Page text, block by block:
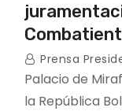
Prensa
Palacio de
la República